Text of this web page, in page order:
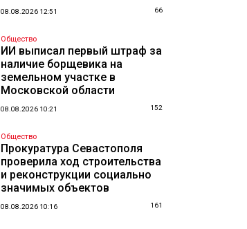
08.08.2026 12:51 66
Общество
ИИ выписал первый штраф за
наличие борщевика на
земельном участке в
Московской области
08.08.2026 10:21 152
Общество
Прокуратура Севастополя
проверила ход строительства
и реконструкции социально
значимых объектов
08.08.2026 10:16 161